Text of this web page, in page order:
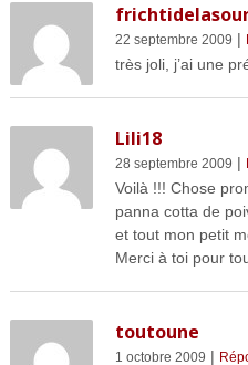
22 septembre 2009 |
très joli, j’ai une
Lili18
28 septembre 2009 |
Voilà !!! Chose
panna cotta de
et tout mon petit
Merci à toi pour
toutoune
1 octobre 2009 |